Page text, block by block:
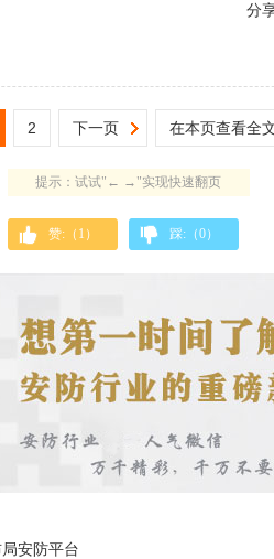
分
2 下一页 在本页查看全
提示：试试"← →"实现快速翻页
赞:（ 1 ） 踩:（0）
安防平台